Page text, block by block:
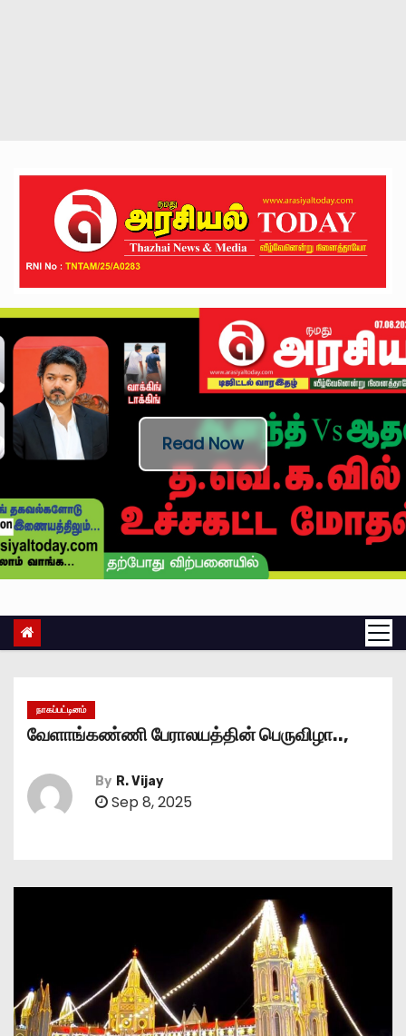
Read Now
நாகப்பட்டினம்
வேளாங்கண்ணி பேராலயத்தின் பெருவிழா..,
By R. Vijay
Sep 8, 2025